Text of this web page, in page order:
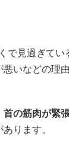
で見過ぎてい
悪いなどの理
首の筋肉が緊
ります。